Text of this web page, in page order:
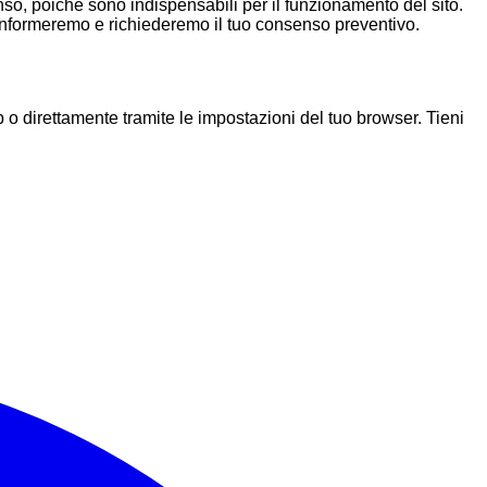
poiché sono indispensabili per il funzionamento del sito.
e richiederemo il tuo consenso preventivo.
direttamente tramite le impostazioni del tuo browser. Tieni